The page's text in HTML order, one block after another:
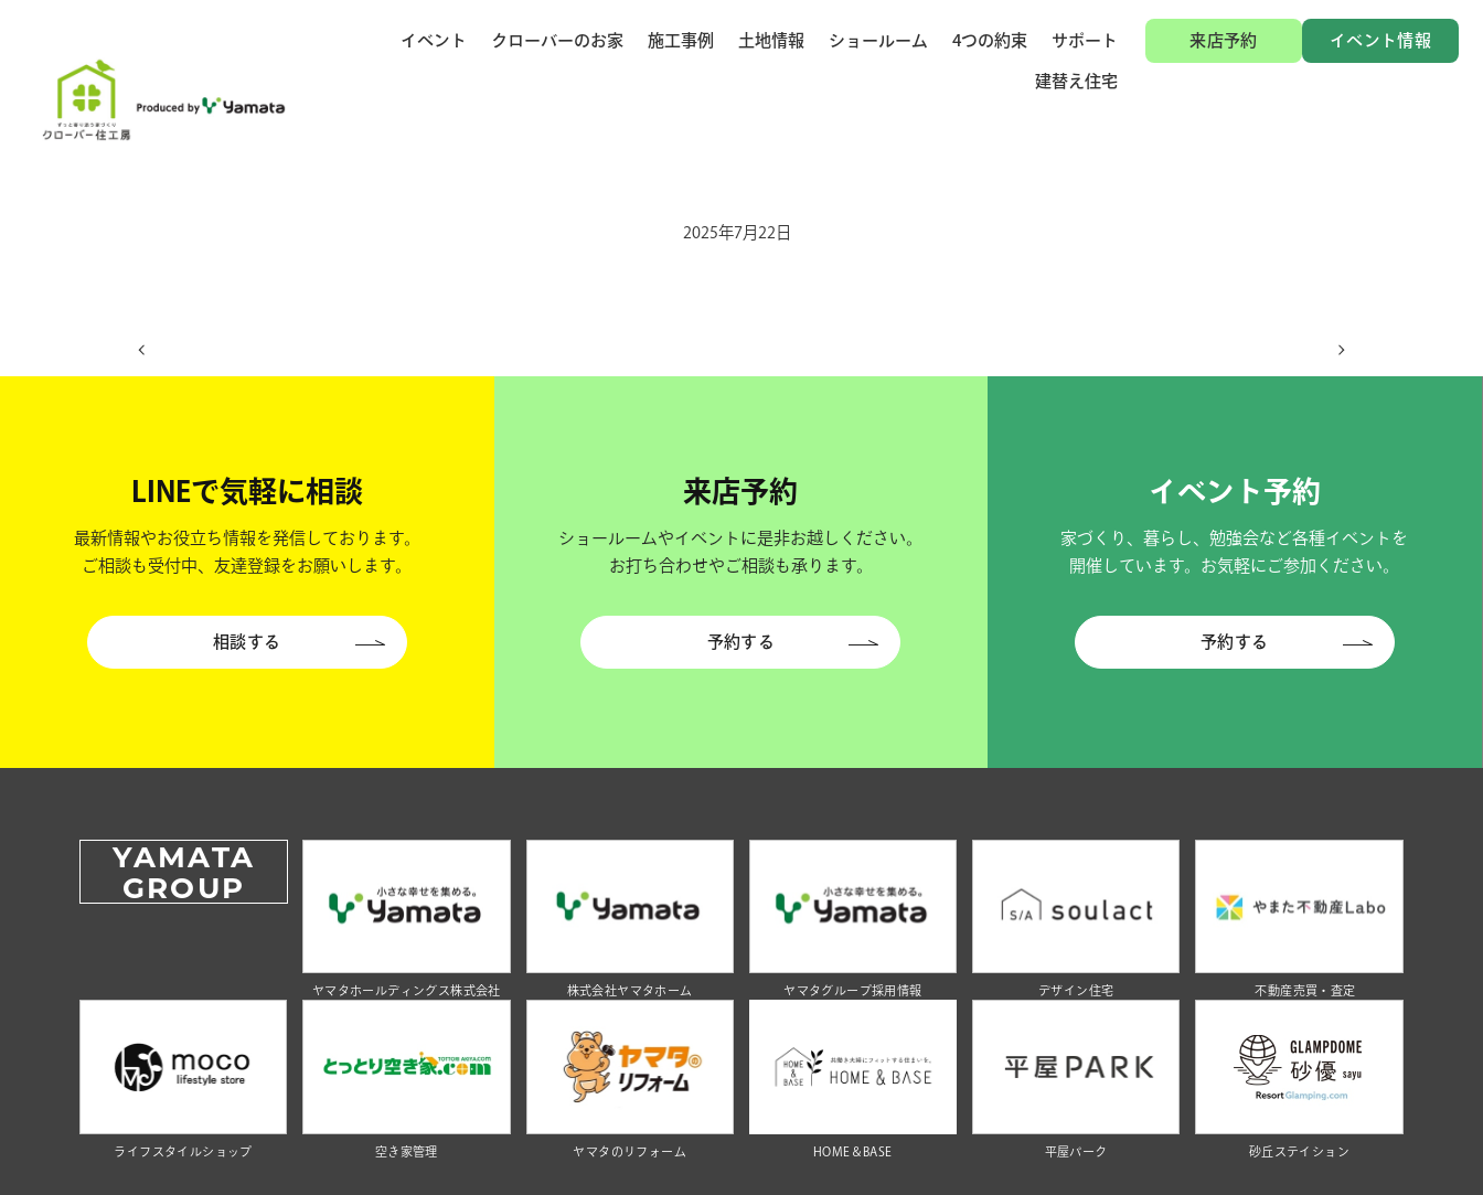
イベント クローバーのお家 施工事例 土地情報 ショールーム 4つの約束 サポート
建替え住宅
来店予約 イベント情報
ホーム イベント日程
2025年7月22日
LINEで気軽に相談
最新情報やお役立ち情報を発信しております。
ご相談も受付中、友達登録をお願いします。
相談する
来店予約
ショールームやイベントに是非お越しください。
お打ち合わせやご相談も承ります。
予約する
イベント予約
家づくり、暮らし、勉強会など各種イベントを
開催しています。お気軽にご参加ください。
予約する
YAMATA
GROUP
ヤマタホールディングス株式会社 株式会社ヤマタホーム ヤマタグループ採用情報 デザイン住宅 不動産売買・査定
ライフスタイルショップ 空き家管理 ヤマタのリフォーム HOME＆BASE 平屋パーク 砂丘ステイション